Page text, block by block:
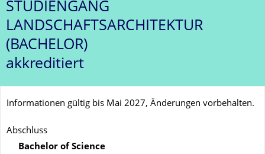
STUDIENGANG
LANDSCHAFTSARCHITEKTUR
(BACHELOR)
akkreditiert
Informationen gültig bis Mai 2027, Änderungen vorbehalten.
Abschluss
Bachelor of Science